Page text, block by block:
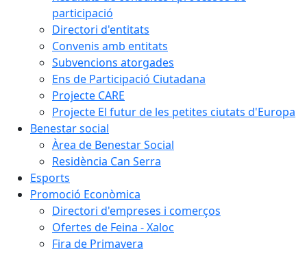
participació
Directori d'entitats
Convenis amb entitats
Subvencions atorgades
Ens de Participació Ciutadana
Projecte CARE
Projecte El futur de les petites ciutats d'Europa
Benestar social
Àrea de Benestar Social
Residència Can Serra
Esports
Promoció Econòmica
Directori d'empreses i comerços
Ofertes de Feina - Xaloc
Fira de Primavera